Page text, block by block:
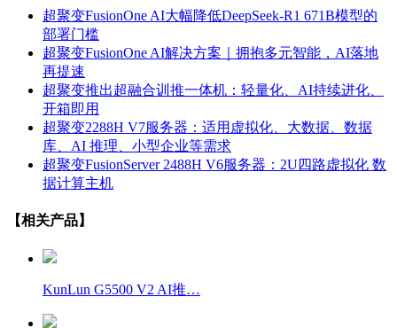
超聚变FusionOne AI大幅降低DeepSeek-R1 671B模型的
部署门槛
超聚变FusionOne AI解决方案｜拥抱多元智能，AI落地
再提速
超聚变推出超融合训推一体机：轻量化、AI持续进化、
开箱即用
超聚变2288H V7服务器：适用虚拟化、大数据、数据
库、AI 推理、小型企业等需求
超聚变FusionServer 2488H V6服务器：2U四路虚拟化 数
据计算主机
【相关产品】
KunLun G5500 V2 AI推…